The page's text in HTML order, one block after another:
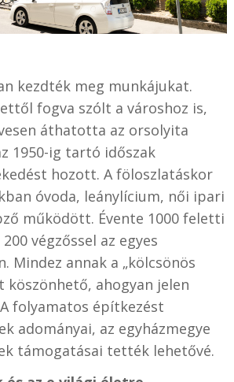
kezdték meg munkájukat.
fogva szólt a városhoz is,
áthatotta az orsolyita
1950-ig tartó időszak
hozott. A föloszlatáskor
óvoda, leánylícium, női ipari
működött. Évente 1000 feletti
végzőssel az egyes
Mindez annak a „kölcsönös
köszönhető, ahogyan jelen
folyamatos építkezést
adományai, az egyházmegye
támogatásai tették lehetővé.